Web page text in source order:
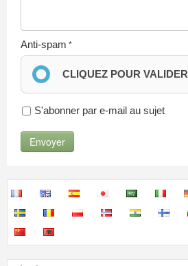
Anti-spam
CLIQUEZ POUR VALIDER
S'abonner par e-mail au sujet